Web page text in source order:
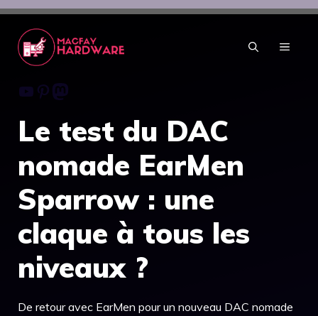
Aller
contenu
MENU
Youtube
Pinterest
Mastodon
Le test du DAC
nomade EarMen
Sparrow : une
claque à tous les
niveaux ?
De retour avec EarMen pour un nouveau DAC nomade